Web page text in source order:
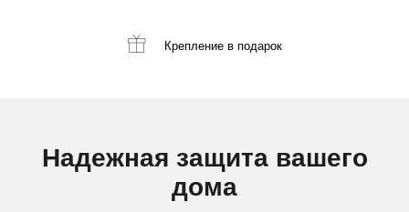
Креплениев подарок
Надежная защита вашего
дома